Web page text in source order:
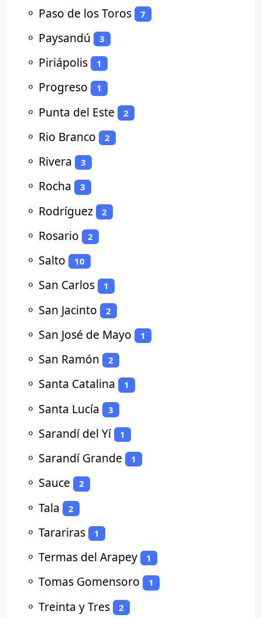
⚬ Paso de los Toros 7
⚬ Paysandú 3
⚬ Piriápolis 1
⚬ Progreso 1
⚬ Punta del Este 2
⚬ Rio Branco 2
⚬ Rivera 3
⚬ Rocha 3
⚬ Rodríguez 2
⚬ Rosario 2
⚬ Salto 10
⚬ San Carlos 1
⚬ San Jacinto 2
⚬ San José de Mayo 1
⚬ San Ramón 2
⚬ Santa Catalina 1
⚬ Santa Lucía 3
⚬ Sarandí del Yí 1
⚬ Sarandí Grande 1
⚬ Sauce 2
⚬ Tala 2
⚬ Tarariras 1
⚬ Termas del Arapey 1
⚬ Tomas Gomensoro 1
⚬ Treinta y Tres 2